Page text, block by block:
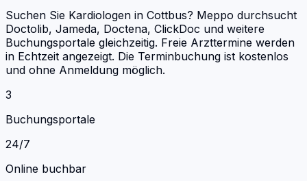
Suchen Sie Kardiologen in Cottbus? Meppo durchsucht
Doctolib, Jameda, Doctena, ClickDoc und weitere
Buchungsportale gleichzeitig. Freie Arzttermine werden
in Echtzeit angezeigt. Die Terminbuchung ist kostenlos
und ohne Anmeldung möglich.
3
Buchungsportale
24/7
Online buchbar